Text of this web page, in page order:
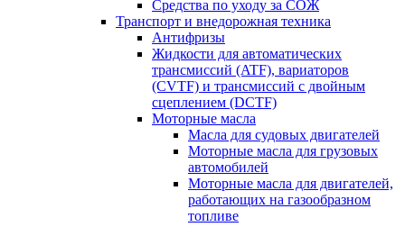
Средства по уходу за СОЖ
Транспорт и внедорожная техника
Антифризы
Жидкости для автоматических
трансмиссий (ATF), вариаторов
(CVTF) и трансмиссий с двойным
сцеплением (DCTF)
Моторные масла
Масла для судовых двигателей
Моторные масла для грузовых
автомобилей
Моторные масла для двигателей,
работающих на газообразном
топливе